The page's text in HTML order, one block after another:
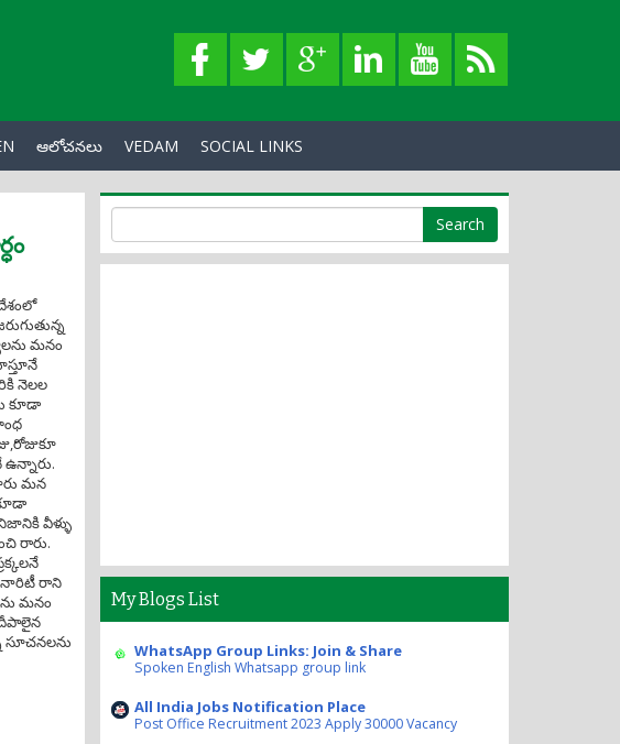
ఆలోచనలు VEDAM SOCIAL LINKS
మనం
నెలల
కూడా
మన
వీళ్ళు
రారు.
రాని
మనం
సూచనలను
My Blogs List
WhatsApp Group Links: Join & Share
Spoken English Whatsapp group link
All India Jobs Notification Place
Post Office Recruitment 2023 Apply 30000 Vacancy